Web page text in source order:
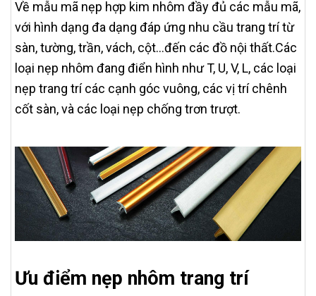
Về mẫu mã nẹp hợp kim nhôm đầy đủ các mẫu mã,
với hình dạng đa dạng đáp ứng nhu cầu trang trí từ
sàn, tường, trần, vách, cột…đến các đồ nội thất.Các
loại nẹp nhôm đang điển hình như T, U, V, L, các loại
nẹp trang trí các cạnh góc vuông, các vị trí chênh
cốt sàn, và các loại nẹp chống trơn trượt.
Ưu điểm nẹp nhôm trang trí